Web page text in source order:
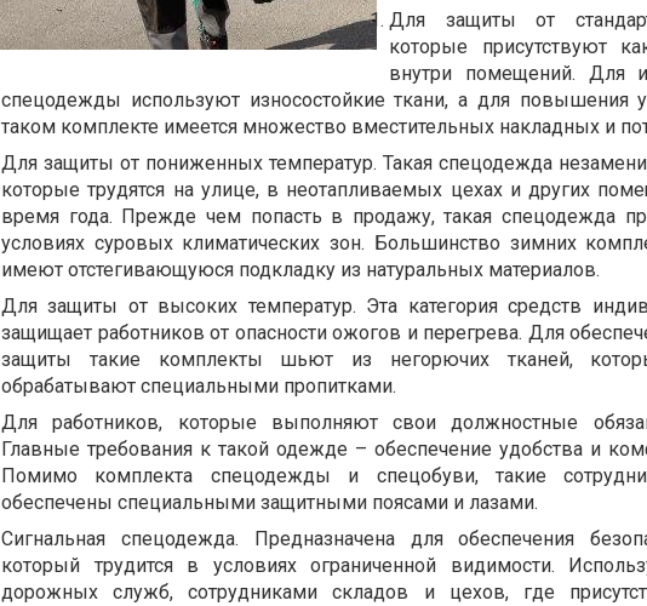
Для защиты от
которые присутствуют
внутри помещений. Для
спецодежды используют износостойкие ткани, а для повышения
таком комплекте имеется множество вместительных накладных и
Для защиты от пониженных температур. Такая спецодежда
которые трудятся на улице, в неотапливаемых цехах и других
время года. Прежде чем попасть в продажу, такая спецодежда
условиях суровых климатических зон. Большинство зимних
имеют отстегивающуюся подкладку из натуральных материалов.
Для защиты от высоких температур. Эта категория средств
защищает работников от опасности ожогов и перегрева. Для
защиты такие комплекты шьют из негорючих тканей,
обрабатывают специальными пропитками.
Для работников, которые выполняют свои должностные
Главные требования к такой одежде – обеспечение удобства и
Помимо комплекта спецодежды и спецобуви, такие
обеспечены специальными защитными поясами и лазами.
Сигнальная спецодежда. Предназначена для обеспечения
который трудится в условиях ограниченной видимости.
дорожных служб, сотрудниками складов и цехов, где